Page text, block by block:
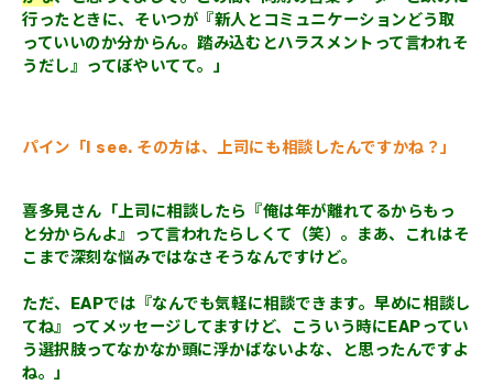
行ったときに、そいつが『新人とコミュニケーションどう取
っていいのか分からん。踏み込むとハラスメントって言われそ
うだし』ってぼやいてて。」
パイン「I see. その方は、上司にも相談したんですかね？」
喜多見さん「上司に相談したら『俺は年が離れてるからもっ
と分からんよ』って言われたらしくて（笑）。まあ、これはそ
こまで深刻な悩みではなさそうなんですけど。
ただ、EAPでは『なんでも気軽に相談できます。早めに相談し
てね』ってメッセージしてますけど、こういう時にEAPってい
う選択肢ってなかなか頭に浮かばないよな、と思ったんですよ
ね。」